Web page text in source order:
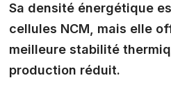
Sa densité énergétique
cellules NCM, mais elle
meilleure stabilité
production réduit.